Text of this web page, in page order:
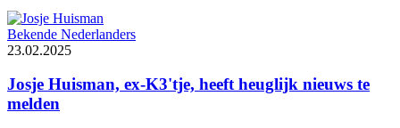
Bekende Nederlanders
23.02.2025
Josje Huisman, ex-K3'tje, heeft heuglijk nieuws te
melden